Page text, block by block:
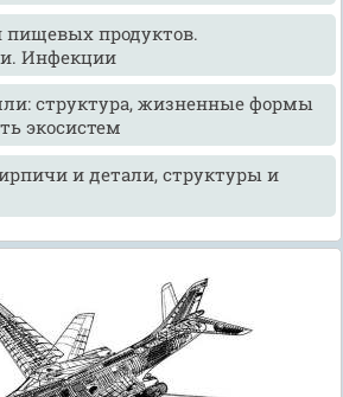
пищевых продуктов.
Инфекции
структура, жизненные формы
экосистем
и детали, структуры и